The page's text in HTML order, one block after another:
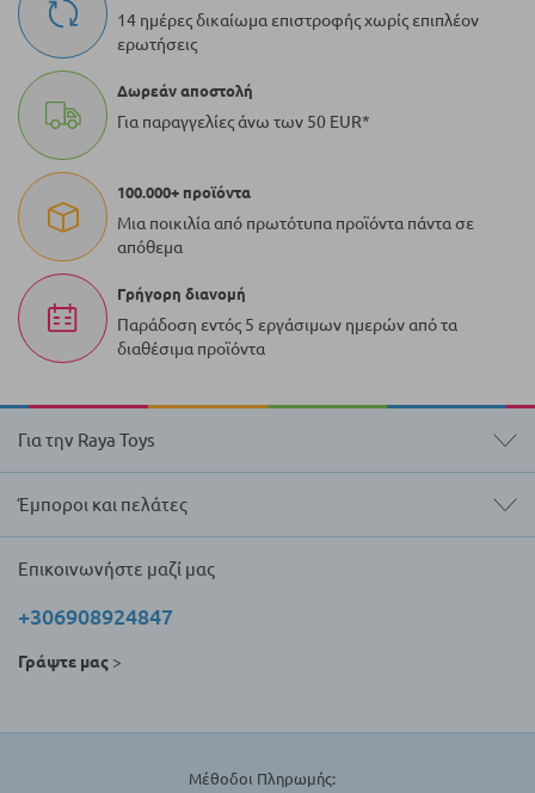
14 ημέρες δικαίωμα επιστροφής χωρίς επιπλέον
ερωτήσεις
Δωρεάν αποστολή
Για παραγγελίες άνω των 50 EUR*
100.000+ προϊόντα
Μια ποικιλία από πρωτότυπα προϊόντα πάντα σε
απόθεμα
Γρήγορη διανομή
Παράδοση εντός 5 εργάσιμων ημερών από τα
διαθέσιμα προϊόντα
Για την Raya Toys
Έμποροι και πελάτες
Επικοινωνήστε μαζί μας
+306908924847
Γράψτε μας >
Μέθοδοι Πληρωμής: